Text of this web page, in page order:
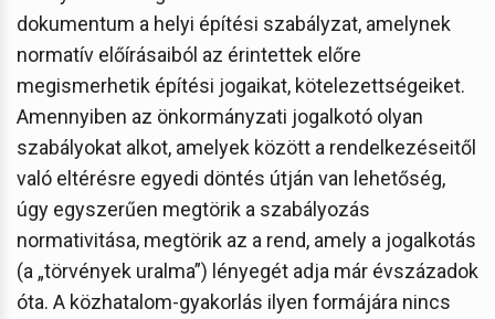
dokumentum a helyi építési szabályzat, amelynek
normatív előírásaiból az érintettek előre
megismerhetik építési jogaikat, kötelezettségeiket.
Amennyiben az önkormányzati jogalkotó olyan
szabályokat alkot, amelyek között a rendelkezéseitől
való eltérésre egyedi döntés útján van lehetőség,
úgy egyszerűen megtörik a szabályozás
normativitása, megtörik az a rend, amely a jogalkotás
(a „törvények uralma”) lényegét adja már évszázadok
óta. A közhatalom-gyakorlás ilyen formájára nincs